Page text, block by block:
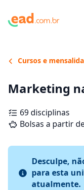
Cursos e
Marketing
69 disciplinas
Bolsas a partir
Desculpe,
para esta
atualmente.